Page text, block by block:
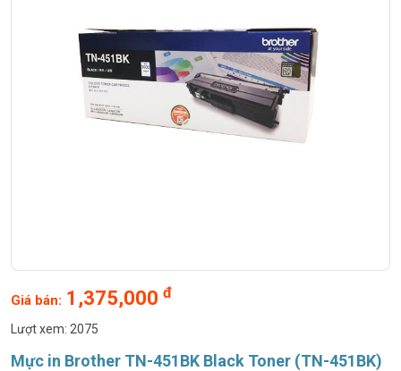
Mực in Brother TN-451BK Black Toner (TN-451BK)
Giá bán: 1,375,000 đ
Lượt xem: 2075